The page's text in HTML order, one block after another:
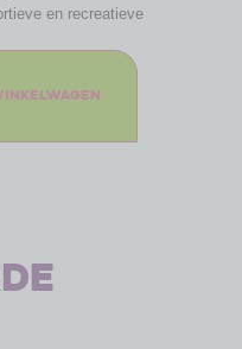
en recreatieve